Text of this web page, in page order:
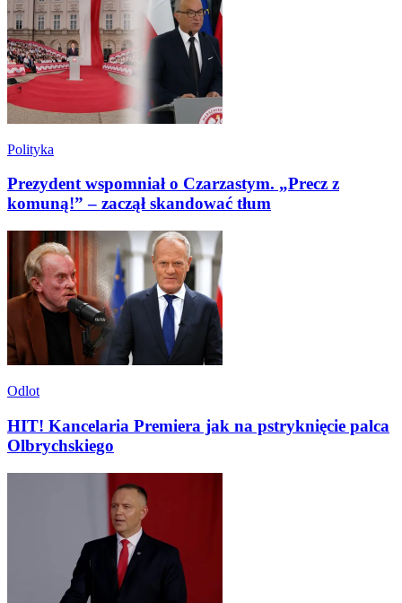
Polityka
Prezydent wspomniał o Czarzastym. „Precz z
komuną!” – zaczął skandować tłum
Odlot
HIT! Kancelaria Premiera jak na pstryknięcie palca
Olbrychskiego